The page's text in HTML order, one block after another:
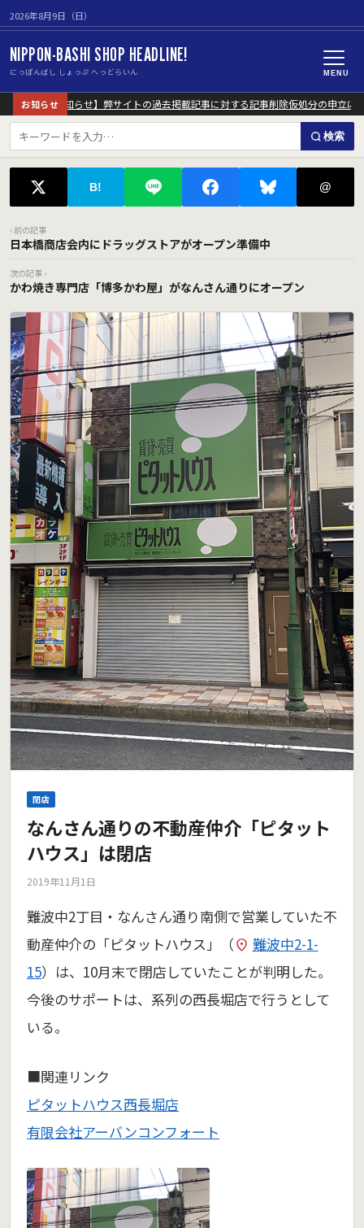
2026年8月9日（日）
NIPPON-BASHI SHOP HEADLINE!
にっぽんばし しょっぷ へっどらいん MENU
お知らせ
【重要なお知らせ】弊サイトの過去掲載記事に対する記事削除仮処分の申立につ
検索
B! @
‹ 前の記事
日本橋商店会内にドラッグストアがオープン準備中
次の記事 ›
かわ焼き専門店「博多かわ屋」がなんさん通りにオープン
閉店
なんさん通りの不動産仲介「ピタット
ハウス」は閉店
2019年11月1日
難波中2丁目・なんさん通り南側で営業していた不
動産仲介の「ピタットハウス」（
難波中2-1-
15）は、10月末で閉店していたことが判明した。
今後のサポートは、系列の西長堀店で行うとして
いる。
■関連リンク
ピタットハウス西長堀店
有限会社アーバンコンフォート